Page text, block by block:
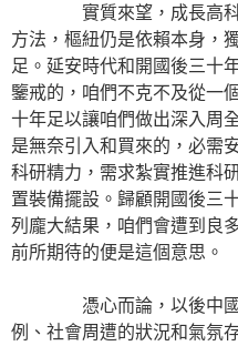
實質來望，成長高科技
方法，樞紐仍是依賴本身，
足。延安時代和開國後三十
鑒戒的，咱們不克不及從一
十年足以讓咱們做出深入周
是無奈引入和買來的，必需
科研精力，需求紮實推進科
置裝備擺設。歸顧開國後三
列龐大結果，咱們會遭到良
前所期待的便是這個意思。
憑心而論，以後中國的
例、社會周遭的狀況和氣氛